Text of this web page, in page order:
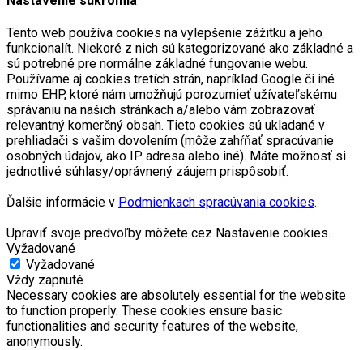
Tento web používa cookies na vylepšenie zážitku a jeho
funkcionalít. Niekoré z nich sú kategorizované ako základné a
sú potrebné pre normálne základné fungovanie webu.
Používame aj cookies tretích strán, napríklad Google či iné
mimo EHP, ktoré nám umožňujú porozumieť užívateľskému
správaniu na našich stránkach a/alebo vám zobrazovať
relevantný komerčný obsah. Tieto cookies sú ukladané v
prehliadači s vašim dovolením (môže zahŕňať spracúvanie
osobných údajov, ako IP adresa alebo iné). Máte možnosť si
jednotlivé súhlasy/oprávnený záujem prispôsobiť.
Ďalšie informácie v Podmienkach spracúvania cookies.
Upraviť svoje predvoľby môžete cez Nastavenie cookies.
Vyžadované
Vyžadované
Vždy zapnuté
Necessary cookies are absolutely essential for the website
to function properly. These cookies ensure basic
functionalities and security features of the website,
anonymously.